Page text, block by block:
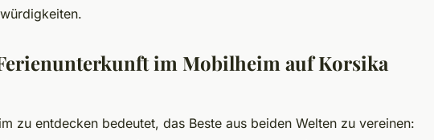
im Mobilheim auf Korsika
zu entdecken bedeutet, das Beste aus beiden Welten zu vereinen: